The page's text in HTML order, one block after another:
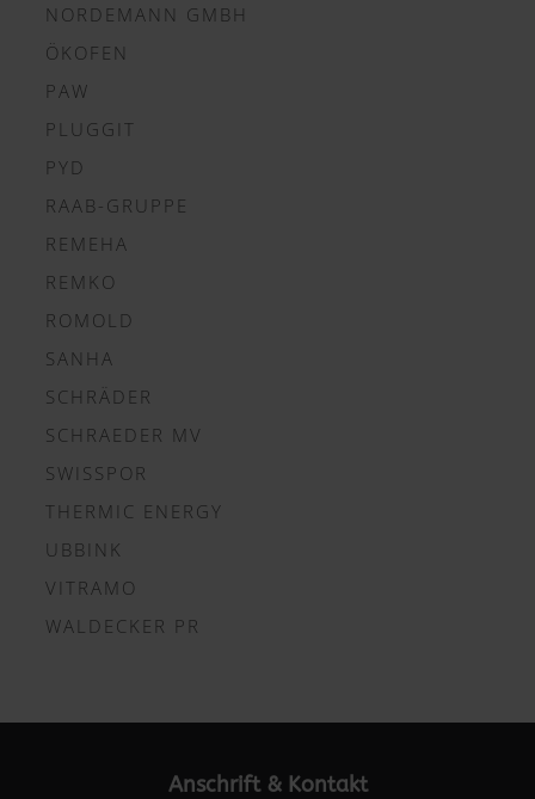
NORDEMANN GMBH
ÖKOFEN
PAW
PLUGGIT
PYD
RAAB-GRUPPE
REMEHA
REMKO
ROMOLD
SANHA
SCHRÄDER
SCHRAEDER MV
SWISSPOR
THERMIC ENERGY
UBBINK
VITRAMO
WALDECKER PR
Anschrift & Kontakt